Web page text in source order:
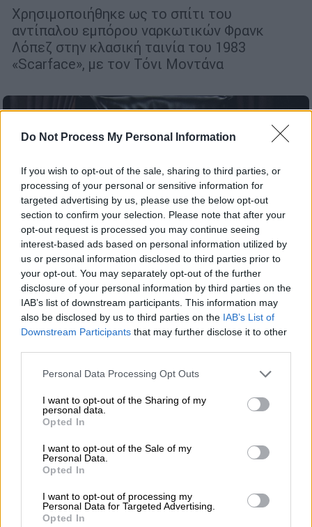
Do Not Process My Personal Information
If you wish to opt-out of the sale, sharing to third parties, or
processing of your personal or sensitive information for
targeted advertising by us, please use the below opt-out
section to confirm your selection. Please note that after your
opt-out request is processed you may continue seeing
interest-based ads based on personal information utilized by
us or personal information disclosed to third parties prior to
your opt-out. You may separately opt-out of the further
disclosure of your personal information by third parties on the
IAB’s list of downstream participants. This information may
also be disclosed by us to third parties on the IAB’s List of
Downstream Participants that may further disclose it to other
Please note that this website/app uses one or more Google
not limited to your visit or usage behaviour. You may click to
grant or deny consent to Google and its third-party tags to
use your data for below specified purposes in below Google
consent section.
Personal Data Processing Opt Outs
I want to opt-out of the Sharing of my
personal data.
Opted In
I want to opt-out of the Sale of my
Personal Data.
Opted In
I want to opt-out of processing my
Personal Data for Targeted Advertising.
Opted In
Χρησιμοποιήθηκε ως το σπίτι του
αντίπαλου εμπόρου ναρκωτικών Φρανκ
Λόπεζ στην κλασική ταινία του 1983
«Scarface», με τον Τόνι Μοντάνα
Σινεμά|17.05.2020 23:35
«Σημαδεμένος»: Στα σκαριά το ριμέικ με
την υπογραφή του Λούκα Γκουαντανίνο
Η νέα εκδοχή του διαβόητου γκάνγκστερ
δρομολογείται με τον υποψήφιο για Όσκαρ
σκηνοθέτη πίσω από την κάμερα, τους Κοέν
στο σενάριο και τον Μάικλ Μπ. Τζόρνταν
ΑΛΛΑ #TAGS
Λούκα Γκουαντανίνο
Σημαδεμένος